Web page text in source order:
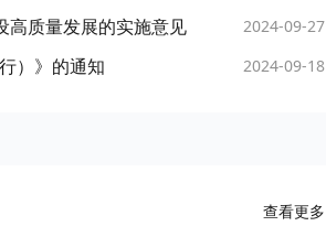
高质量发展的实施意见 2024-09-27
）》的通知 2024-09-18
查看更多